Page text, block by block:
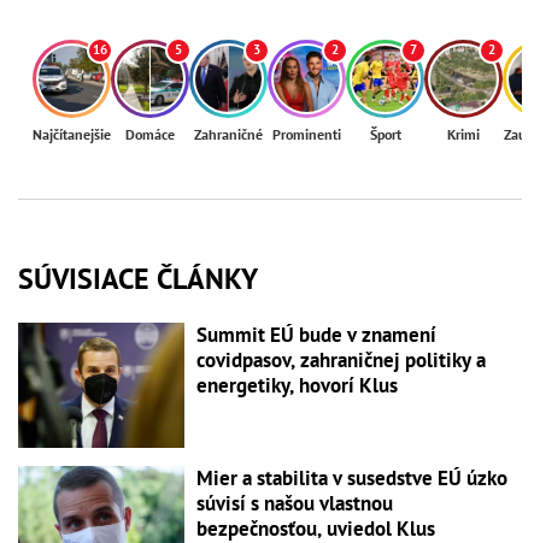
16
Najčítanejšie
5
Domáce
3
Zahraničné
2
Prominenti
7
Šport
2
Krimi
SÚVISIACE ČLÁNKY
Summit EÚ bude v znamení
covidpasov, zahraničnej politiky a
energetiky, hovorí Klus
Mier a stabilita v susedstve EÚ úzko
súvisí s našou vlastnou
bezpečnosťou, uviedol Klus